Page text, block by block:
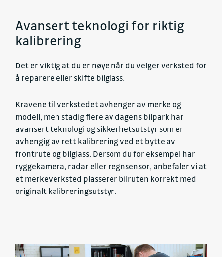
Avansert teknologi for riktig
kalibrering
Det er viktig at du er nøye når du velger verksted for
å reparere eller skifte bilglass.
Kravene til verkstedet avhenger av merke og
modell, men stadig flere av dagens bilpark har
avansert teknologi og sikkerhetsutstyr som er
avhengig av rett kalibrering ved et bytte av
frontrute og bilglass. Dersom du for eksempel har
ryggekamera, radar eller regnsensor, anbefaler vi at
et merkeverksted plasserer bilruten korrekt med
originalt kalibreringsutstyr.